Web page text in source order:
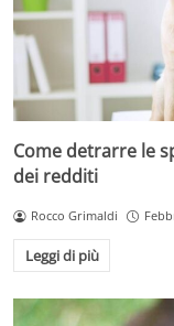
Come detrarre le
dei redditi
Rocco Grimaldi
Leggi di più